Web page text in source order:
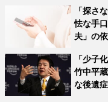
「探さ
怯な手
夫」の
「少子
竹中平
な後遺